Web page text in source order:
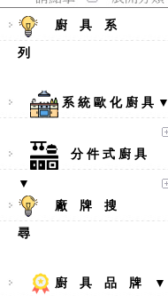
廚 具 系
列
系 統 歐 化 廚 具 ▼
分 件 式 廚 具
▼
廠 牌 搜
尋
廚 具 品 牌 ▼